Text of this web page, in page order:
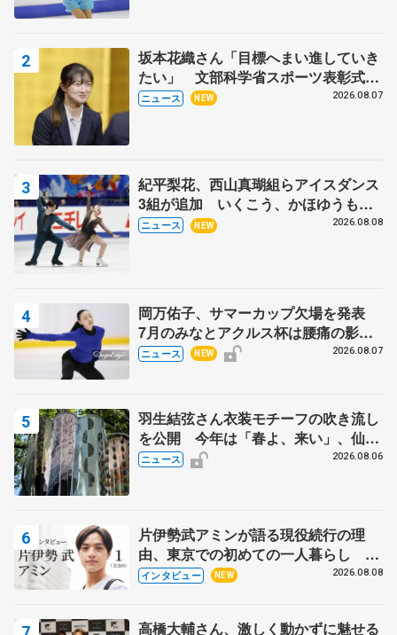
坂本花織さん「目標へまい進していき
たい」 文部科学省スポーツ表彰式で
代表謝辞
ニュース NEW 2026.08.07
紀平梨花、西山真瑚組らアイスダンス
3組が追加 いくこう、かほゆうも、
木下グループ杯
ニュース NEW 2026.08.08
岡万佑子、サマーカップ欠場を発表
7月のみなとアクルス杯は腰痛の影響
で
ニュース NEW 2026.08.07
羽生結弦さん衣装モチーフの吹き流し
を公開 今年は「春よ、来い」、仙台
の瑞鳳殿
ニュース 2026.08.06
片伊勢武アミンが語る現役続行の理
由、東京での初めての一人暮らし 注
目スケーターの「今」に迫る
インタビュー NEW 2026.08.08
高橋大輔さん、激しく動かずに魅せる